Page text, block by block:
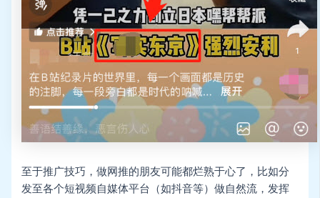
至于推广技巧，做网推的朋友可能都烂熟于心了，比如分
发至各个短视频自媒体平台（如抖音等）做自然流，发挥